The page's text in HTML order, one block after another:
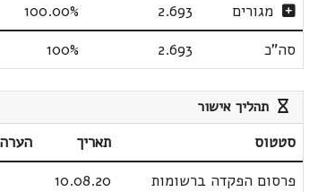
מגורים
2.693
100.00%
סה"כ
2.693
100%
תהליך אישור
סטטוס תאריך
הערה
פרסום הפקדה ברשומות
10.08.20